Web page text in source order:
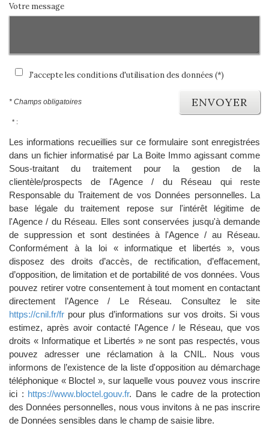
Votre message
J'accepte les conditions d'utilisation des données (*)
* Champs obligatoires ENVOYER
* :
Les informations recueillies sur ce formulaire sont enregistrées
dans un fichier informatisé par La Boite Immo agissant comme
Sous-traitant du traitement pour la gestion de la
clientèle/prospects de l'Agence / du Réseau qui reste
Responsable du Traitement de vos Données personnelles. La
base légale du traitement repose sur l'intérêt légitime de
l'Agence / du Réseau. Elles sont conservées jusqu'à demande
de suppression et sont destinées à l'Agence / au Réseau.
Conformément à la loi « informatique et libertés », vous
disposez des droits d’accès, de rectification, d’effacement,
d’opposition, de limitation et de portabilité de vos données. Vous
pouvez retirer votre consentement à tout moment en contactant
directement l’Agence / Le Réseau. Consultez le site
https://cnil.fr/fr pour plus d’informations sur vos droits. Si vous
estimez, après avoir contacté l'Agence / le Réseau, que vos
droits « Informatique et Libertés » ne sont pas respectés, vous
pouvez adresser une réclamation à la CNIL. Nous vous
informons de l’existence de la liste d'opposition au démarchage
téléphonique « Bloctel », sur laquelle vous pouvez vous inscrire
ici : https://www.bloctel.gouv.fr. Dans le cadre de la protection
des Données personnelles, nous vous invitons à ne pas inscrire
de Données sensibles dans le champ de saisie libre.